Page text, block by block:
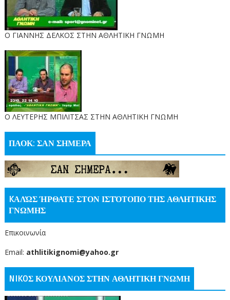
Ο ΓΙΑΝΝΗΣ ΔΕΛΚΟΣ ΣΤΗΝ ΑΘΛΗΤΙΚΗ ΓΝΩΜΗ
O ΛΕΥΤΕΡΗΣ ΜΠΙΛΙΤΣΑΣ ΣΤΗΝ ΑΘΛΗΤΙΚΗ ΓΝΩΜΗ
ΠΑΟΚ: ΣΑΝ ΣΗΜΕΡΑ
KΑΛΏΣ ΉΡΘΑΤΕ ΣΤΟΝ ΙΣΤΌΤΟΠΟ ΤΗΣ ΑΘΛΗΤΙΚΗΣ
ΓΝΩΜΗΣ
Επικοινωνία
Email: athlitikignomi@yahoo.gr
NIKOΣ ΚΟΥΛΙΑΝΟΣ ΣΤΗΝ ΑΘΛΗΤΙΚΗ ΓΝΩΜΗ